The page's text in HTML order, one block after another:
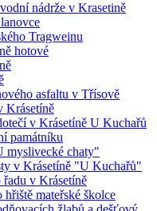
nádrže v Krasetině
Tragweinu
hotové
asfaltu v Třísově
Krásetíně
v Krásetíně U Kuchařů
památníku
myslivecké chaty"
v Krásetíně "U Kuchařů"
v Krásetíně
hřiště mateřské školce